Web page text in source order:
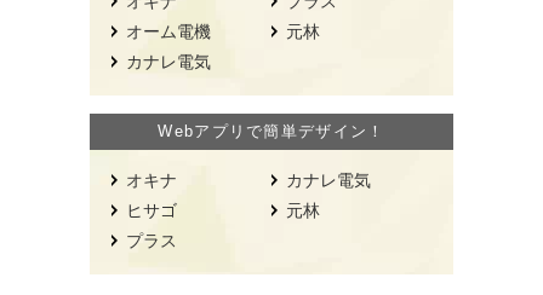
オーム電機
カナレ電気
元林
Webアプリで簡単デザイン！
オキナ
ヒサゴ
プラス
カナレ電気
元林